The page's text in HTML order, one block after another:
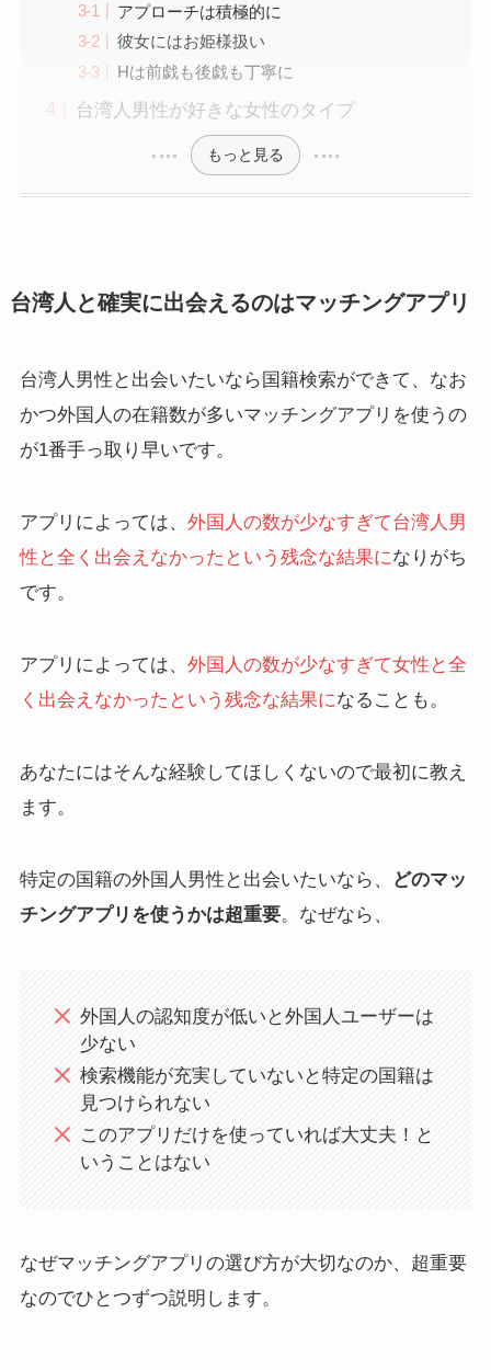
アプローチは積極的に
彼女にはお姫様扱い
Hは前戯も後戯も丁寧に
台湾人男性が好きな女性のタイプ
もっと見る
台湾人と確実に出会えるのはマッチングアプリ
台湾人男性と出会いたいなら国籍検索ができて、なお
かつ外国人の在籍数が多いマッチングアプリを使うの
が1番手っ取り早いです。
アプリによっては、 外国人の数が少なすぎて台湾人男
性と全く出会えなかったという残念な結果になりがち
です。
アプリによっては、 外国人の数が少なすぎて女性と全
く出会えなかったという残念な結果になることも。
あなたにはそんな経験してほしくないので最初に教え
ます。
特定の国籍の外国人男性と出会いたいなら、
どのマッ
チングアプリを使うかは超重要。なぜなら、
外国人の認知度が低いと外国人ユーザーは
少ない
検索機能が充実していないと特定の国籍は
見つけられない
このアプリだけを使っていれば大丈夫！と
いうことはない
なぜマッチングアプリの選び方が大切なのか、超重要
なのでひとつずつ説明します。